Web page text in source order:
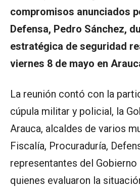
compromisos anunciados
Defensa, Pedro Sánchez,
estratégica de seguridad
viernes 8 de mayo en
La reunión contó con la
cúpula militar y policial, la
Arauca, alcaldes de varios
Fiscalía, Procuraduría,
representantes del Gobierno
quienes evaluaron la